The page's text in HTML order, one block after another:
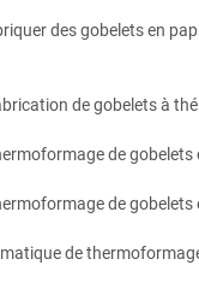
des gobelets en
de gobelets à
de gobelets
de gobelets
de